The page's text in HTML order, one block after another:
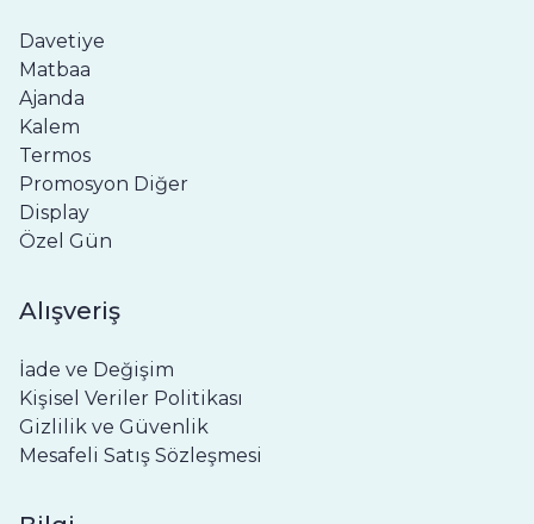
Davetiye
Matbaa
Ajanda
Kalem
Termos
Promosyon Diğer
Display
Özel Gün
Alışveriş
İade ve Değişim
Kişisel Veriler Politikası
Gizlilik ve Güvenlik
Mesafeli Satış Sözleşmesi